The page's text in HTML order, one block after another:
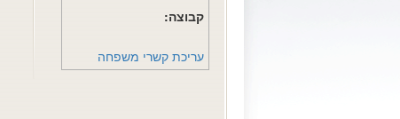
קבוצה:
עריכת קשרי משפחה